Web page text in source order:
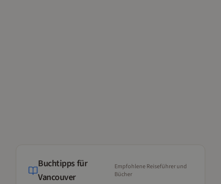
Buchtipps für
Vancouver
Empfohlene Reiseführer und
Bücher